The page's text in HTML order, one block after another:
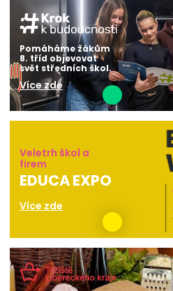
Pomáháme žákům
8. tříd objevovat
svět středních škol.
Více zde
Veletrh škol a
firem
EDUCA EXPO
Více zde